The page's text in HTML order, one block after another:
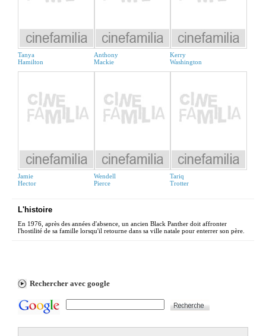
Tanya
Hamilton
Anthony
Mackie
Kerry
Washington
Jamie
Hector
Wendell
Pierce
Tariq
Trotter
L'histoire
En 1976, après des années d'absence, un ancien Black Panther doit affronter
l'hostilité de sa famille lorsqu'il retourne dans sa ville natale pour enterrer son père.
Rechercher avec google